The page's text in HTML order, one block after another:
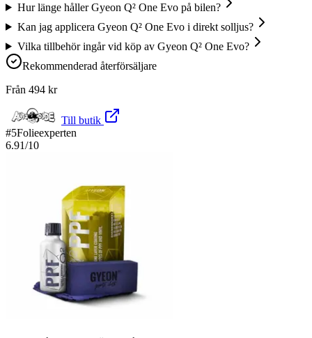
Hur länge håller Gyeon Q² One Evo på bilen?
Kan jag applicera Gyeon Q² One Evo i direkt solljus?
Vilka tillbehör ingår vid köp av Gyeon Q² One Evo?
Rekommenderad återförsäljare
Från 494 kr
Till butik
#5Folieexperten
6.91/10